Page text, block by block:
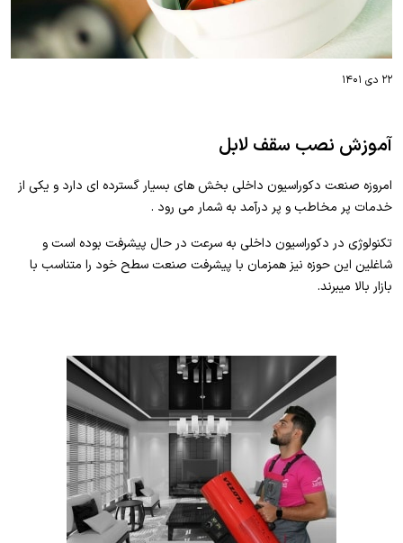
۲۲ دی ۱۴۰۱
آموزش نصب سقف لابل
امروزه صنعت دکوراسیون داخلی بخش های بسیار گسترده ای دارد و یکی از
خدمات پر مخاطب و پر درآمد به شمار می رود .
تکنولوژی در دکوراسیون داخلی به سرعت در حال پیشرفت بوده است و
شاغلین این حوزه نیز همزمان با پیشرفت صنعت سطح خود را متناسب با
بازار بالا میبرند.